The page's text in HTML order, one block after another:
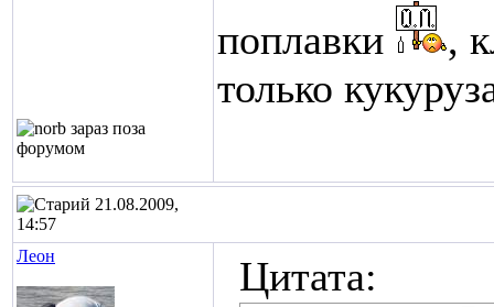
поплавки
,
только
21.08.2009,
14:57
Леон
Цитата: